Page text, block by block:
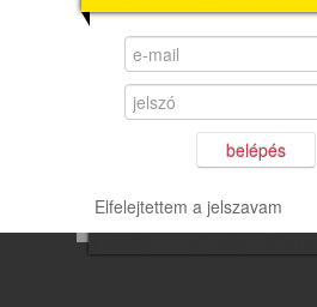
belépés
Elfelejtettem a jelszavam